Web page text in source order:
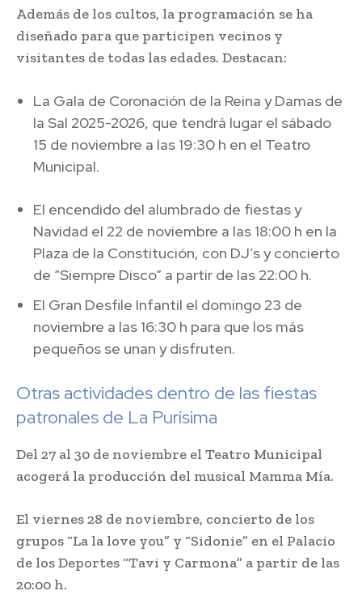
Además de los cultos, la programación se ha
diseñado para que participen vecinos y
visitantes de todas las edades. Destacan:
La Gala de Coronación de la Reina y Damas de
la Sal 2025-2026, que tendrá lugar el sábado
15 de noviembre a las 19:30 h en el Teatro
Municipal.
El encendido del alumbrado de fiestas y
Navidad el 22 de noviembre a las 18:00 h en la
Plaza de la Constitución, con DJ’s y concierto
de “Siempre Disco” a partir de las 22:00 h.
El Gran Desfile Infantil el domingo 23 de
noviembre a las 16:30 h para que los más
pequeños se unan y disfruten.
Otras actividades dentro de las fiestas
patronales de La Purísima
Del 27 al 30 de noviembre el Teatro Municipal
acogerá la producción del musical Mamma Mía.
El viernes 28 de noviembre, concierto de los
grupos “La la love you” y “Sidonie” en el Palacio
de los Deportes “Tavi y Carmona” a partir de las
20:00 h.